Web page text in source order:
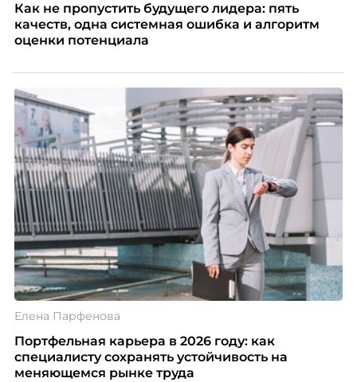
Как не пропустить будущего лидера: пять
качеств, одна системная ошибка и алгоритм
оценки потенциала
Елена Парфенова
Портфельная карьера в 2026 году: как
специалисту сохранять устойчивость на
меняющемся рынке труда